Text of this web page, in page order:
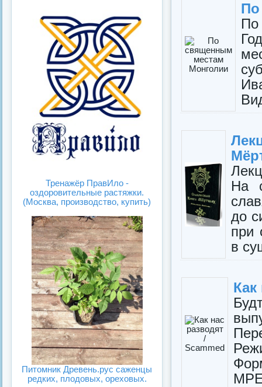
По
На
до
при
в
Как
Тренажёр ПравИло -
оздоровительные растяжки.
(Москва, производство, купить)
Питомник Древень.рус саженцы
редких, плодовых, ореховых.